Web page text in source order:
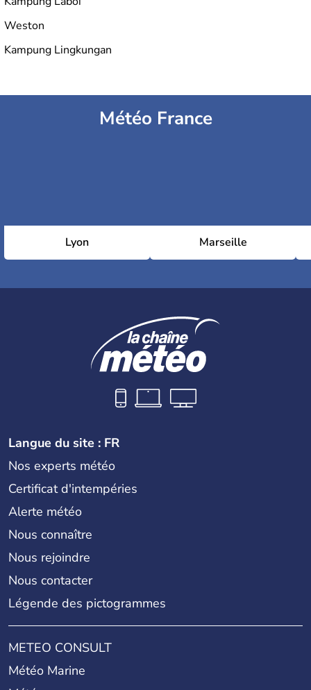
Weston
Kampung Lingkungan
Météo France
Lyon Marseille
Langue du site : FR
Nos experts météo
Certificat d'intempéries
Alerte météo
Nous connaître
Nous rejoindre
Nous contacter
Légende des pictogrammes
METEO CONSULT
Météo Marine